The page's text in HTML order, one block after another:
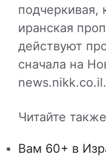
подчеркивая,
иранская
действуют
сначала на
news.nikk.co.il.
Читайте также
Вам 60+ в